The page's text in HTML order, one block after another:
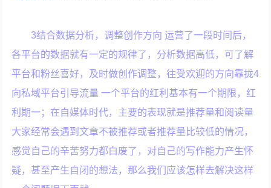
3结合数据分析，调整创作方向 运营了一段时间后，
各平台的数据就有一定的规律了，分析数据高低，可了解
平台和粉丝喜好，及时做创作调整，往受欢迎的方向靠拢4
向私域平台引导流量 一个平台的红利基本有一个期限，红
利期一；在自媒体时代，主要的表现就是推荐量和阅读量
大家经常会遇到文章不被推荐或者推荐量比较低的情况，
感觉自己的辛苦努力都白废了，对自己的写作能力产生怀
疑，甚至产生自闭的想法，那么我们应该怎样去解决这样